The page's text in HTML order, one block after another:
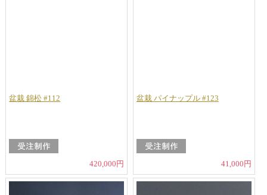
盆栽 錦松 #112
420,000円
盆栽 パイナップル #123
41,000円